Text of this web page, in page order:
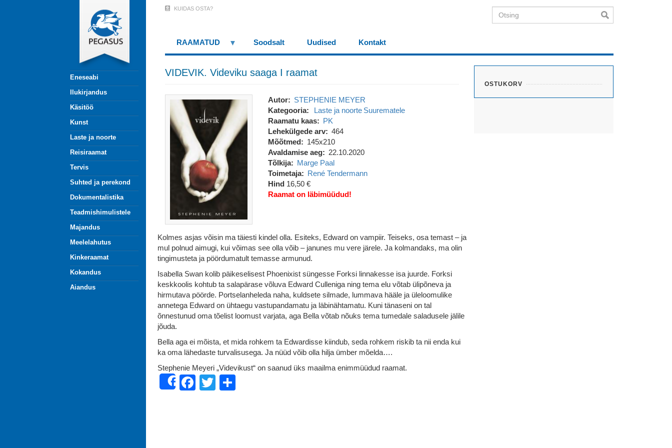
Eneseabi
Ilukirjandus
Käsitöö
Kunst
Laste ja noorte
Reisiraamat
Tervis
Suhted ja perekond
Dokumentalistika
Teadmishimulistele
Majandus
Meelelahutus
Kinkeraamat
Kokandus
Aiandus
Menu
(logged
KUIDAS OSTA? Otsing
RAAMATUD Soodsalt Uudised Kontakt
OSTUKORV
VIDEVIK. Videviku saaga I raamat
Autor
STEPHENIE MEYER
Kategooria
Laste ja noorte Suurematele
Raamatu kaas
PK
Lehekülgede arv
464
Mõõtmed
145x210
Avaldamise aeg
22.10.2020
Tõlkija
Marge Paal
Toimetaja
René Tendermann
Hind 16,50 €
Raamat on läbimüüdud!
Kolmes asjas võisin ma täiesti kindel olla. Esiteks, Edward on vampiir. Teiseks, osa temast – ja
mul polnud aimugi, kui võimas see olla võib – janunes mu vere järele. Ja kolmandaks, ma olin
tingimusteta ja pöördumatult temasse armunud.
Isabella Swan kolib päikeselisest Phoenixist süngesse Forksi linnakesse isa juurde. Forksi
keskkoolis kohtub ta salapärase võluva Edward Culleniga ning tema elu võtab ülipõneva ja
hirmutava pöörde. Portselanheleda naha, kuldsete silmade, lummava hääle ja üleloomulike
annetega Edward on ühtaegu vastupandamatu ja läbinähtamatu. Kuni tänaseni on tal
õnnestunud oma tõelist loomust varjata, aga Bella võtab nõuks tema tumedale saladusele jälile
jõuda.
Bella aga ei mõista, et mida rohkem ta Edwardisse kiindub, seda rohkem riskib ta nii enda kui
ka oma lähedaste turvalisusega. Ja nüüd võib olla hilja ümber mõelda….
Stephenie Meyeri „Videvikust“ on saanud üks maailma enimmüüdud raamat.
ShareFacebook
Twitter